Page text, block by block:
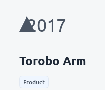
2017
Torobo Arm
Product